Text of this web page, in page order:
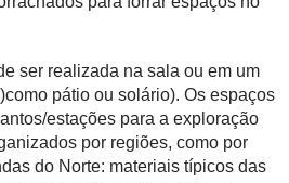
ser realizada na sala ou em um
pátio ou solário). Os espaços
estações para a exploração
por regiões, como por
do Norte: materiais típicos das